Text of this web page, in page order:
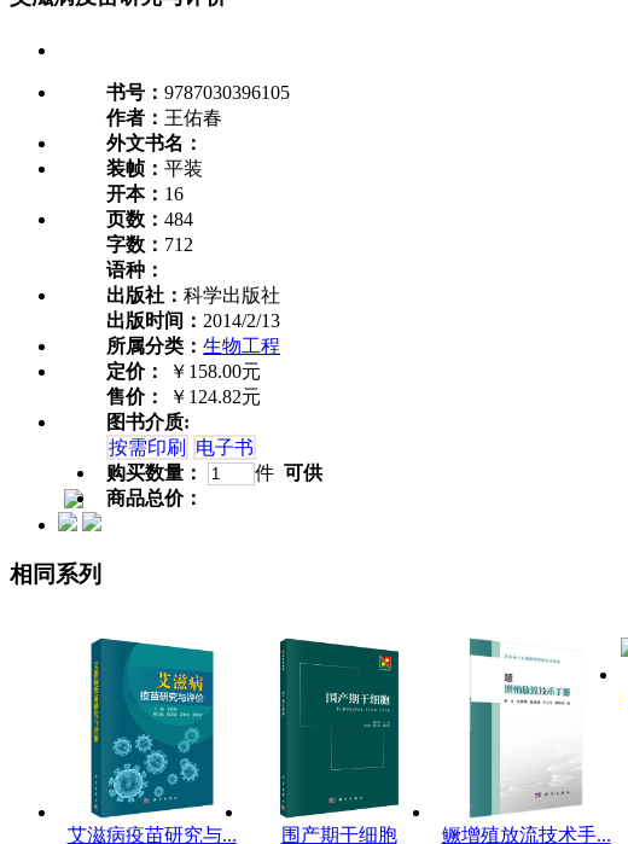
书号： 9787030396105
作者： 王佑春
外文书名：
装帧： 平装
开本： 16
页数： 484
字数： 712
语种：
出版社： 科学出版社
出版时间： 2014/2/13
所属分类： 生物工程
定价：
￥158.00元
售价：
￥124.82元
图书介质:
按需印刷
电子书
购买数量：
件 可供
商品总价：
相同系列
艾滋病疫苗研究与...
围产期干细胞
鳜增殖放流技术手...